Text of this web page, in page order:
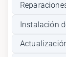
Instalación